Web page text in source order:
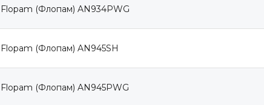
Flopam (Флопам) AN934PWG
Flopam (Флопам) AN945SH
Flopam (Флопам) AN945PWG